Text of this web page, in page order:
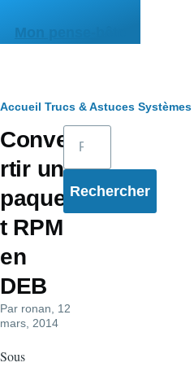
Mon pense-bête
Fil
d'Ariane
Accueil Trucs & Astuces Systèmes
Conve
rtir un
paque
t RPM
en
DEB
Par ronan , 12
mars, 2014
Sous
Rechercher